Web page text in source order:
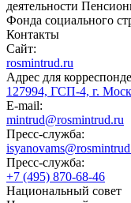
деятельности
Фонда социального
Контакты
Сайт:
rosmintrud.ru
Адрес для
127994, ГСП-4, г.
E-mail:
mintrud@rosmintrud.ru
Пресс-служба:
Пресс-служба:
+7 (495) 870-68-46
Национальный совет